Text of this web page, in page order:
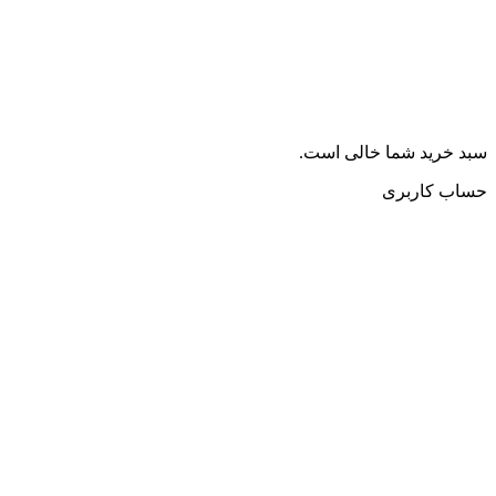
سبد خرید شما خالی است.
حساب کاربری